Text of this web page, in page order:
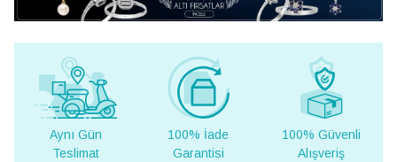
100% İade
Garantisi
100% Güvenli
Alışveriş
Yurt Dışına
Teslimat